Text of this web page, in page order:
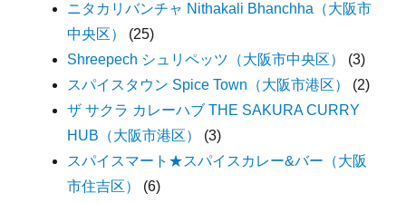
ニタカリバンチャ Nithakali Bhanchha（大阪市
中央区）
(25)
Shreepech シュリペッツ（大阪市中央区）
(3)
スパイスタウン Spice Town（大阪市港区）
(2)
ザ サクラ カレーハブ THE SAKURA CURRY
HUB（大阪市港区）
(3)
スパイスマート★スパイスカレー&バー（大阪
市住吉区）
(6)